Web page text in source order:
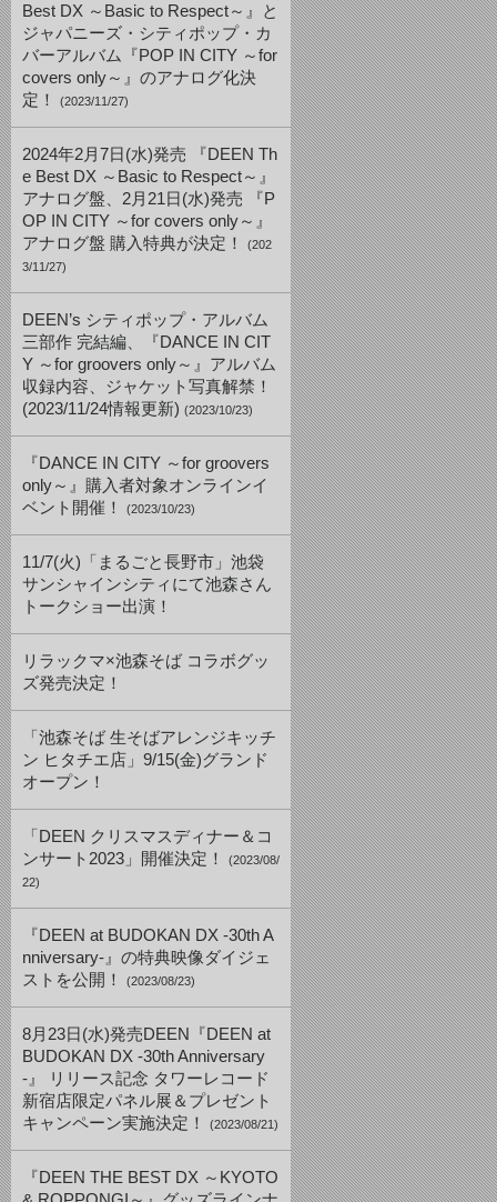
Best DX ～Basic to Respect～』と
ジャパニーズ・シティポップ・カ
バーアルバム『POP IN CITY ～for
covers only～』のアナログ化決
定！
(2023/11/27)
2024年2月7日(水)発売 『DEEN Th
e Best DX ～Basic to Respect～』
アナログ盤、2月21日(水)発売 『P
OP IN CITY ～for covers only～』
アナログ盤 購入特典が決定！
(202
3/11/27)
DEEN’s シティポップ・アルバム
三部作 完結編、『DANCE IN CIT
Y ～for groovers only～』アルバム
収録内容、ジャケット写真解禁！
(2023/11/24情報更新) (2023/10/23)
『DANCE IN CITY ～for groovers
only～』購入者対象オンラインイ
ベント開催！
(2023/10/23)
11/7(火)「まるごと長野市」池袋
サンシャインシティにて池森さん
トークショー出演！
リラックマ×池森そば コラボグッ
ズ発売決定！
「池森そば 生そばアレンジキッチ
ン ヒタチエ店」9/15(金)グランド
オープン！
「DEEN クリスマスディナー＆コ
ンサート2023」開催決定！
(2023/08/
22)
『DEEN at BUDOKAN DX -30th A
nniversary-』の特典映像ダイジェ
ストを公開！
(2023/08/23)
8月23日(水)発売DEEN『DEEN at
BUDOKAN DX -30th Anniversary
-』 リリース記念 タワーレコード
新宿店限定パネル展＆プレゼント
キャンペーン実施決定！
(2023/08/21)
『DEEN THE BEST DX ～KYOTO